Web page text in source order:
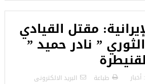
مقتل القيادي
” نادر حميد ”
أخبار طباعة البريد الالكترونى